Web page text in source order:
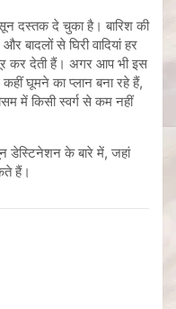
दस्तक दे चुका है। बारिश की
बादलों से घिरी वादियां हर
कर देती हैं। अगर आप भी इस
कहीं घूमने का प्लान बना रहे हैं,
में किसी स्वर्ग से कम नहीं
डेस्टिनेशन के बारे में, जहां
हैं।